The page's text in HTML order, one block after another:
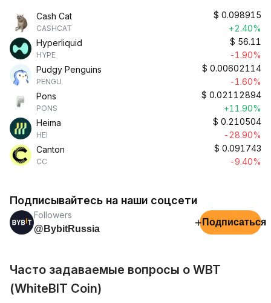
Cash Cat
CASHCAT
$ 0.098915
+2.40%
Hyperliquid
HYPE
$ 56.11
-1.90%
Pudgy Penguins
PENGU
$ 0.00602114
-1.60%
Pons
PONS
$ 0.02112894
+11.90%
Heima
HEI
$ 0.210504
-28.90%
Canton
CC
$ 0.091743
-9.40%
Подписывайтесь на наши соцсети
Followers
@BybitRussia
+ Подписаться
Часто задаваемые вопросы о WBT
(WhiteBIT Coin)